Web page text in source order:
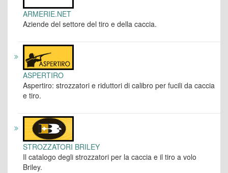
ARMERIE.NET
Aziende del settore del tiro e della caccia.
ASPERTIRO
Aspertiro: strozzatori e riduttori di calibro per fucili da caccia
e tiro.
STROZZATORI BRILEY
Il catalogo degli strozzatori per la caccia e il tiro a volo
Briley.